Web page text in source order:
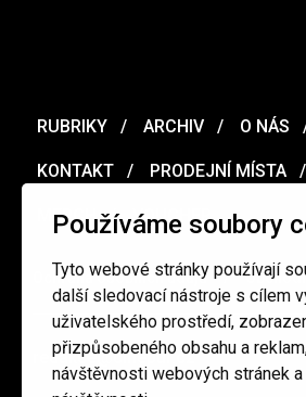
Používáme soubory
Tyto webové stránky používají
další sledovací nástroje s cílem
uživatelského prostředí,
přizpůsobeného obsahu a
návštěvnosti webových stránek
RUBRIKY ARCHIV O NÁS
KONTAKT PRODEJNÍ MÍSTA
MERCH VOUCHER
Ochrana osobních údajů /
redakce@cinepur.cz